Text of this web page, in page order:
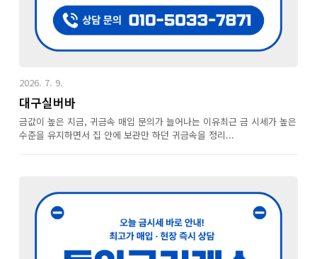
2026. 7. 9.
대구실버바
금값이 높은 지금, 귀금속 매입 문의가 늘어나는 이유최근 금 시세가 높은
수준을 유지하면서 집 안에 보관만 하던 귀금속을 정리...